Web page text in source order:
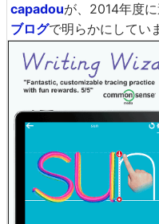
capadouが、2014年度
ブログで明らかにしてい